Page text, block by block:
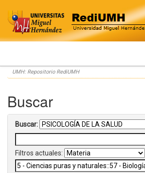
Skip
navigation
UMH: Repositorio RediUMH
Buscar
Buscar:
Filtros actuales: